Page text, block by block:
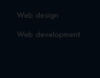
Web design
Web development